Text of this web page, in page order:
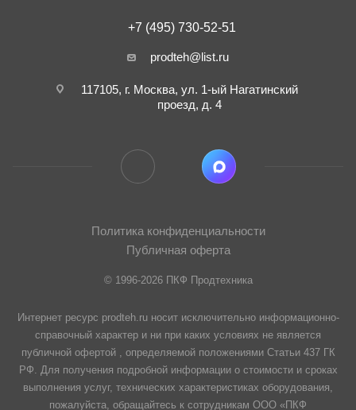
+7 (495) 730-52-51
prodteh@list.ru
117105, г. Москва, ул. 1-ый Нагатинский
проезд, д. 4
Политика конфиденциальности
Публичная оферта
© 1996-2026 ПКФ Продтехника
Интернет ресурс prodteh.ru носит исключительно информационно-
справочный характер и ни при каких условиях не является
публичной офертой , определяемой положениями Статьи 437 ГК
РФ. Для получения подробной информации о стоимости и сроках
выполнения услуг, технических характеристиках оборудования,
пожалуйста, обращайтесь к сотрудникам ООО «ПКФ